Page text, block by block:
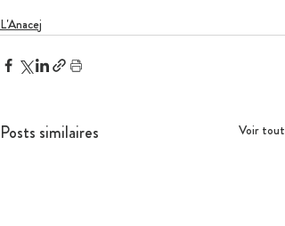
L'Anacej
Posts similaires Voir tout